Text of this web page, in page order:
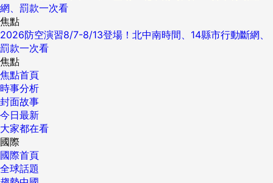
焦點
2026防空演習8/7-8/13登場！北中南時間、14縣市行動斷網、
罰款一次看
焦點
焦點首頁
時事分析
封面故事
今日最新
大家都在看
國際
國際首頁
全球話題